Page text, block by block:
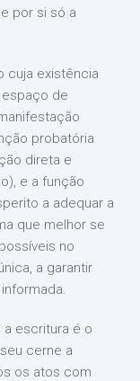
por si só a
cuja existência
espaço de
probatória
direta e
e a função
a adequar a
que melhor se
no
a garantir
a escritura é o
cerne a
os atos com